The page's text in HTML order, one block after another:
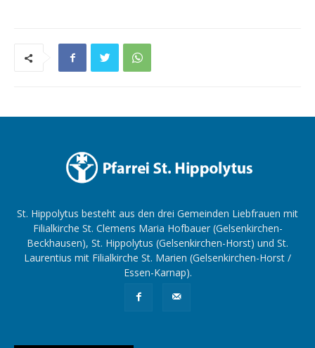
St. Hippolytus besteht aus den drei Gemeinden Liebfrauen mit
Filialkirche St. Clemens Maria Hofbauer (Gelsenkirchen-
Beckhausen), St. Hippolytus (Gelsenkirchen-Horst) und St.
Laurentius mit Filialkirche St. Marien (Gelsenkirchen-Horst /
Essen-Karnap).